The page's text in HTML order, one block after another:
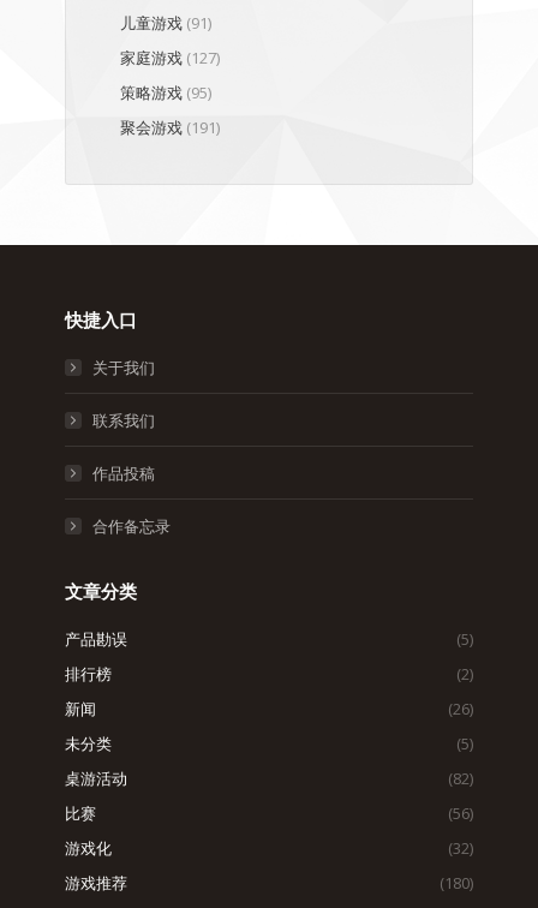
儿童游戏 (91)
家庭游戏 (127)
策略游戏 (95)
聚会游戏 (191)
快捷入口
关于我们
联系我们
作品投稿
合作备忘录
文章分类
产品勘误
(5)
排行榜
(2)
新闻
(26)
未分类
(5)
桌游活动
(82)
比赛
(56)
游戏化
(32)
游戏推荐
(180)